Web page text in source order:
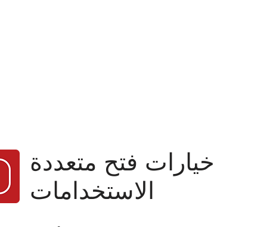
خيارات فتح متعددة
الاستخدامات